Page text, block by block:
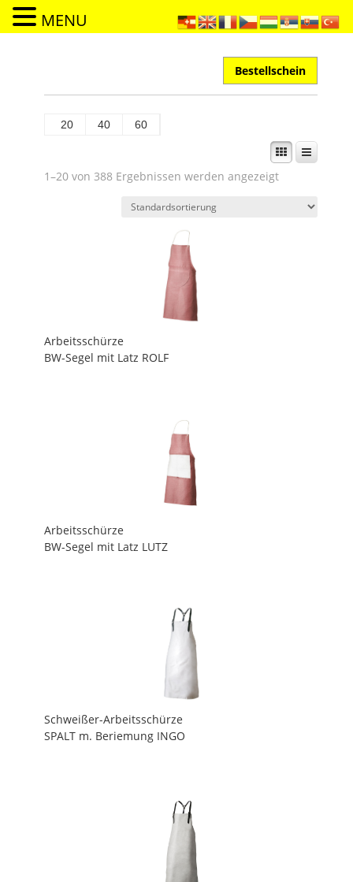
Bestellschein
20 40 60
1–20 von 388 Ergebnissen werden angezeigt
Arbeitsschürze
BW-Segel mit Latz ROLF
Arbeitsschürze
BW-Segel mit Latz LUTZ
Schweißer-Arbeitsschürze
SPALT m. Beriemung INGO
MENU